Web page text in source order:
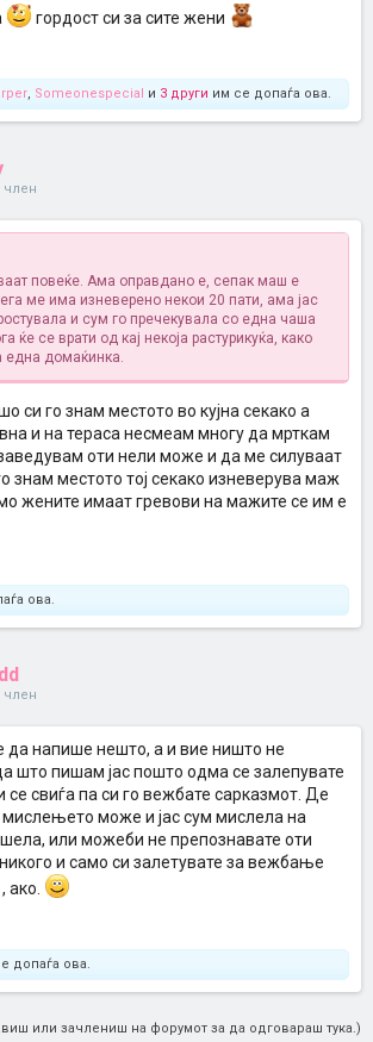
гордост си за сите жени
, Someonespecial и 3 други им се допаѓа ова.
член
повеќе. Ама оправдано е, сепак маш е
ме има изневерено некои 20 пати, ама јас
и сум го пречекувала со една чаша
ќе се врати од кај некоја растурикуќа, како
една домаќинка.
си го знам местото во кујна секако а
и на тераса несмеам многу да мрткам
оти нели може и да ме силуваат
знам местото тој секако изневерува маж
жените имаат гревови на мажите се им е
ова.
член
да напише нешто, а и вие ништо не
што пишам јас пошто одма се залепувате
свиѓа па си го вежбате сарказмот. Де
мислењето може и јас сум мислела на
или можеби не препознавате оти
и само си залетувате за вежбање
ако.
допаѓа ова.
или зачлениш на форумот за да одговараш тука.)